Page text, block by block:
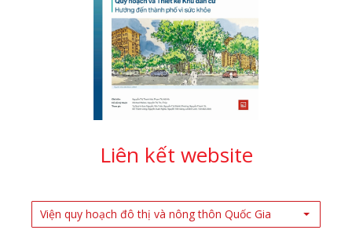
Liên kết website
Viện quy hoạch đô thị và nông thôn Quốc Gia